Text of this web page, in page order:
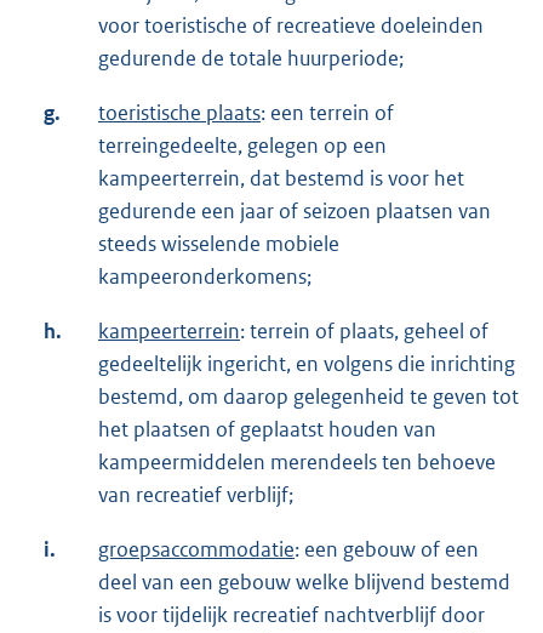
voor toeristische of recreatieve doeleinden
gedurende de totale huurperiode;
g. toeristische plaats: een terrein of
terreingedeelte, gelegen op een
kampeerterrein, dat bestemd is voor het
gedurende een jaar of seizoen plaatsen van
steeds wisselende mobiele
kampeeronderkomens;
h. kampeerterrein: terrein of plaats, geheel of
gedeeltelijk ingericht, en volgens die inrichting
bestemd, om daarop gelegenheid te geven tot
het plaatsen of geplaatst houden van
kampeermiddelen merendeels ten behoeve
van recreatief verblijf;
i. groepsaccommodatie: een gebouw of een
deel van een gebouw welke blijvend bestemd
is voor tijdelijk recreatief nachtverblijf door